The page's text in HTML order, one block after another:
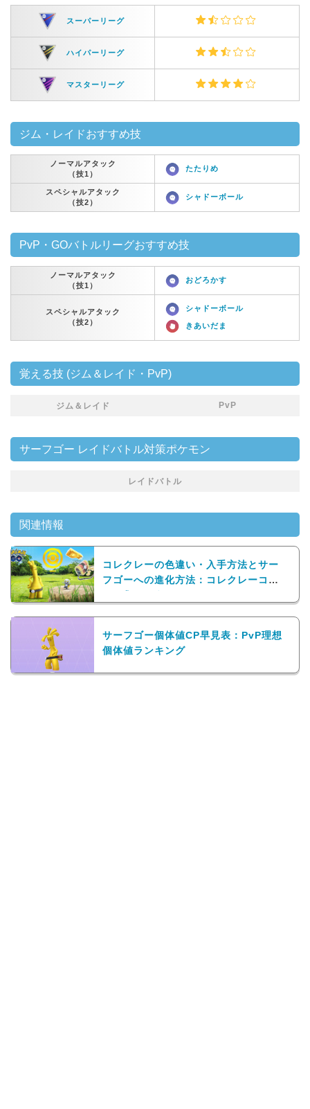
スーパーリーグ
ハイパーリーグ
マスターリーグ
ジム・レイドおすすめ技
ノーマルアタック
（技1）
たたりめ
スペシャルアタック
（技2）
シャドーボール
PvP・GOバトルリーグおすすめ技
ノーマルアタック
（技1）
おどろかす
スペシャルアタック
（技2）
シャドーボール
きあいだま
覚える技 (ジム＆レイド・PvP)
ジム＆レイド PvP
サーフゴー レイドバトル対策ポケモン
レイドバトル
関連情報
コレクレーの色違い・入手方法とサー
フゴーへの進化方法：コレクレーコイ
サーフゴー個体値CP早見表：PvP理想
個体値ランキング